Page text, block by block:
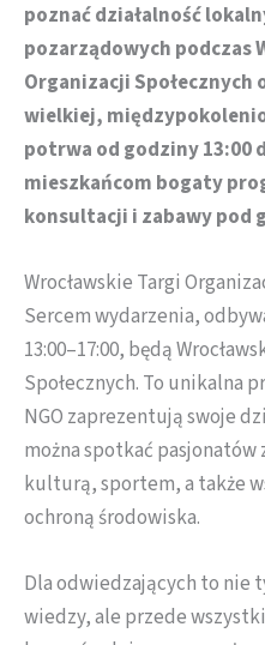
poznać działalność
pozarządowych podczas
Organizacji Społecznych
wielkiej,
potrwa od godziny 13:00
mieszkańcom bogaty
konsultacji i zabawy pod
Wrocławskie Targi
Sercem wydarzenia,
13:00–17:00, będą
Społecznych. To unikalna
NGO zaprezentują swoje
można spotkać
kulturą, sportem, a także
ochroną środowiska.
Dla odwiedzających to nie
wiedzy, ale przede